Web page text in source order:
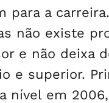
a
não existe
e não deixa
e superior.
nível em